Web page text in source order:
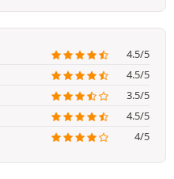
4.5/5
4.5/5
3.5/5
4.5/5
4/5